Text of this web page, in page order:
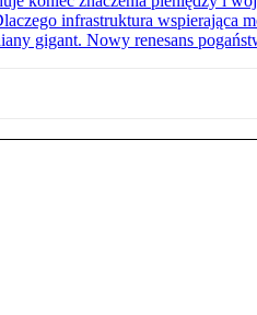
infrastruktura wspierająca
gigant. Nowy renesans